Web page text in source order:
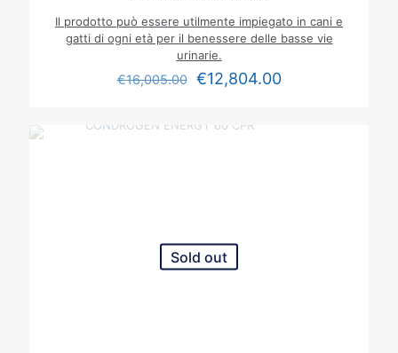
Il prodotto può essere utilmente impiegato in cani e
gatti di ogni età per il benessere delle basse vie
urinarie.
€16,005.00 €12,804.00
Sold out